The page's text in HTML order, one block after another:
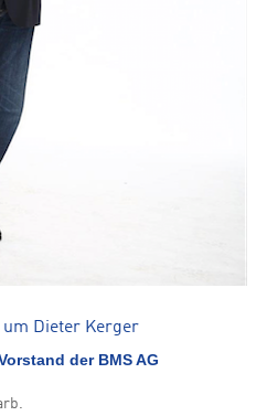
Dieter Kerger
der BMS AG